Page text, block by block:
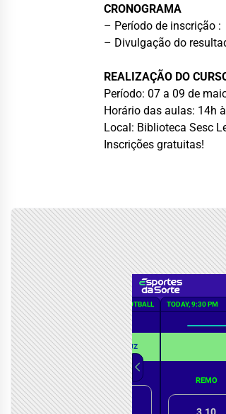
CRONOGRAMA
– Período de inscrição
– Divulgação do
REALIZAÇÃO DO
Período: 07 a 09 de
Horário das aulas: 14h
Local: Biblioteca Sesc
Inscrições gratuitas!